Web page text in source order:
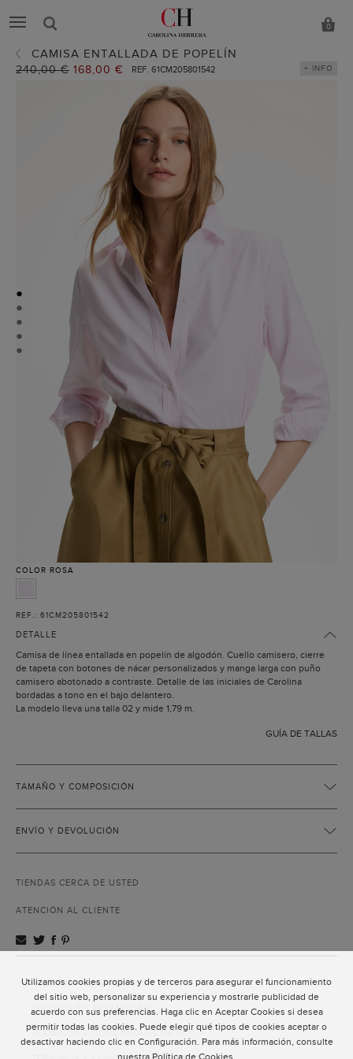
Utilizamos cookies propias y de terceros para asegurar el funcionamiento
del sitio web, personalizar su experiencia y mostrarle publicidad de
acuerdo con sus preferencias. Haga clic en Aceptar Cookies si desea
permitir todas las cookies. Puede elegir qué tipos de cookies aceptar o
desactivar haciendo clic en Configuración. Para más información, consulte
nuestra Política de Cookies
0
CAMISA ENTALLADA DE POPELÍN
Precio
240,00 € Precio
168,00 € REF. 61CM205801542 + INFO
●
●
●
●
●
COLOR ROSA
REF.: 61CM205801542
DETALLE
Camisa de línea entallada en popelín de algodón. Cuello camisero, cierre
de tapeta con botones de nácar personalizados y manga larga con puño
camisero abotonado a contraste. Detalle de las iniciales de Carolina
bordadas a tono en el bajo delantero.
La modelo lleva una talla 02 y mide 1,79 m.
GUÍA DE TALLAS
TAMAÑO Y COMPOSICIÓN
ENVÍO Y DEVOLUCIÓN
TIENDAS CERCA DE USTED
ATENCIÓN AL CLIENTE
ATENCIÓN AL CLIENTE
POLÍTICA DE PRIVACIDAD
TÉRMINOS Y CONDICIONES DE USO